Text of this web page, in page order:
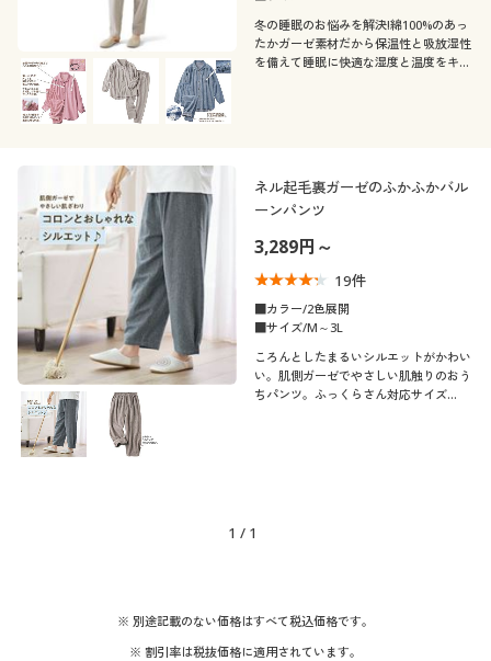
冬の睡眠のお悩みを解決!綿100%のあっ
たかガーゼ素材だから保温性と吸放湿性
を備えて睡眠に快適な湿度と温度をキー
ネル起毛裏ガーゼのふかふかバル
ーンパンツ
3,289円～
19件
■カラー/2色展開
■サイズ/M～3L
ころんとしたまるいシルエットがかわい
い。肌側ガーゼでやさしい肌触りのおう
ちパンツ。ふっくらさん対応サイズ
1 / 1
※ 別途記載のない価格はすべて税込価格です。
※ 割引率は税抜価格に適用されています。